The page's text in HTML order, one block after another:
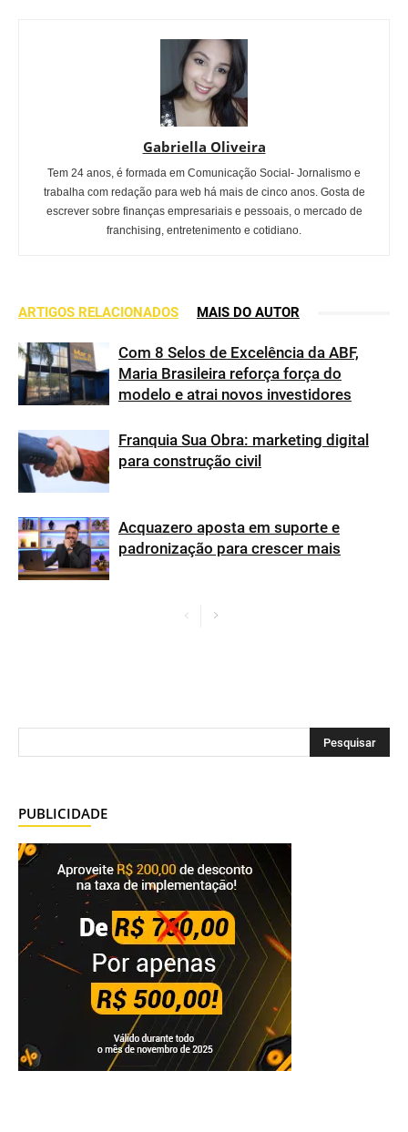
Gabriella Oliveira
Tem 24 anos, é formada em Comunicação Social- Jornalismo e
trabalha com redação para web há mais de cinco anos. Gosta de
escrever sobre finanças empresariais e pessoais, o mercado de
franchising, entretenimento e cotidiano.
ARTIGOS RELACIONADOS MAIS DO AUTOR
Com 8 Selos de Excelência da ABF,
Maria Brasileira reforça força do
modelo e atrai novos investidores
Franquia Sua Obra: marketing digital
para construção civil
Acquazero aposta em suporte e
padronização para crescer mais
PUBLICIDADE